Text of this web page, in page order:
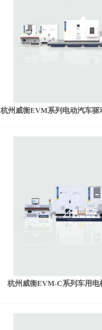
杭州威衡EVM系列电动汽车驱
杭州威衡EVM-C系列车用电